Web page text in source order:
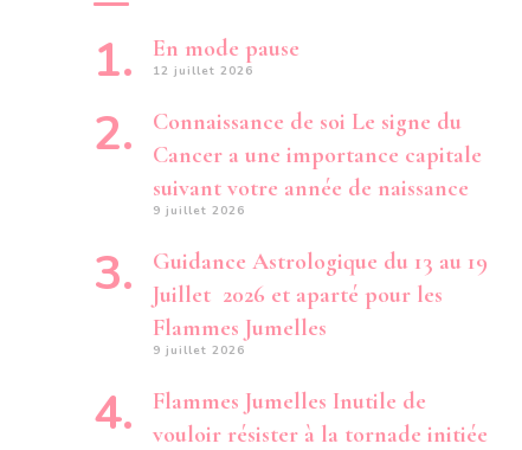
En mode pause
12 juillet 2026
Connaissance de soi Le signe du
Cancer a une importance capitale
suivant votre année de naissance
9 juillet 2026
Guidance Astrologique du 13 au 19
Juillet 2026 et aparté pour les
Flammes Jumelles
9 juillet 2026
Flammes Jumelles Inutile de
vouloir résister à la tornade initiée